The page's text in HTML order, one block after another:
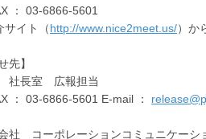
： 03-6866-5601
サイト（http://www.nice2meet.us/）か
先】
社長室 広報担当
： 03-6866-5601 E-mail ：
社 コーポレーションコミュニケー